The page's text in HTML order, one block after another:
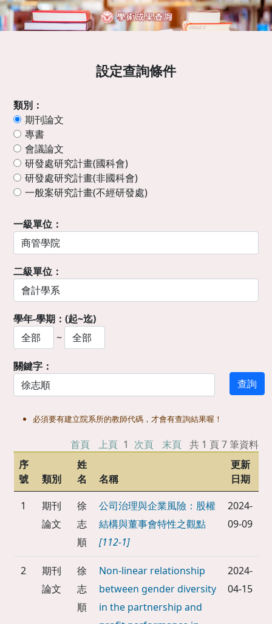
設定查詢條件
類別：
期刊論文
專書
會議論文
研發處研究計畫(國科會)
研發處研究計畫(非國科會)
一般案研究計畫(不經研發處)
一級單位：
二級單位：
學年-學期：(起~迄)
~
關鍵字：
必須要有建立院系所的教師代碼，才會有查詢結果喔！
首頁 上頁 1 次頁 末頁
共 1 頁 7 筆資料
序
號
類別
姓
名
名稱
更新
日期
1
期刊
論文
徐
志
順
公司治理與企業風險：股權
結構與董事會特性之觀點
[112-1]
2024-
09-09
2
期刊
論文
徐
志
順
Non-linear relationship
between gender diversity
in the partnership and
2024-
04-15